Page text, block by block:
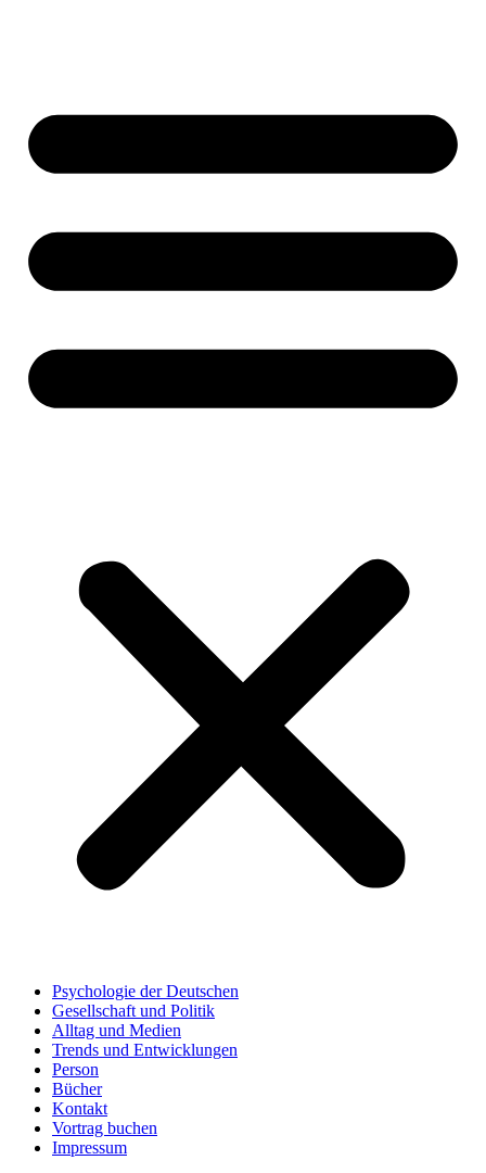
Psychologie der Deutschen
Gesellschaft und Politik
Alltag und Medien
Trends und Entwicklungen
Person
Bücher
Kontakt
Vortrag buchen
Impressum